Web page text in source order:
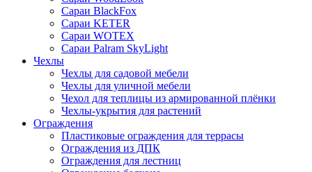
Сараи BlackFox
Сараи KETER
Сараи WOTEX
Сараи Palram SkyLight
Чехлы
Чехлы для садовой мебели
Чехлы для уличной мебели
Чехол для теплицы из армированной плёнки
Чехлы-укрытия для растений
Ограждения
Пластиковые ограждения для террасы
Ограждения из ДПК
Ограждения для лестниц